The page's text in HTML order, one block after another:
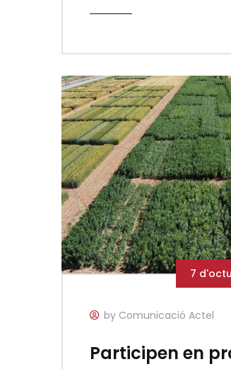
7
by Comunicació Actel
Participen en